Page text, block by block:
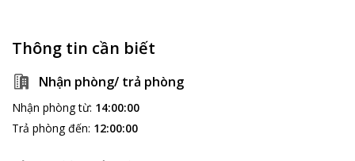
Thông tin cần biết
Nhận phòng/ trả phòng
Nhận phòng từ: 14:00:00
Trả phòng đến: 12:00:00